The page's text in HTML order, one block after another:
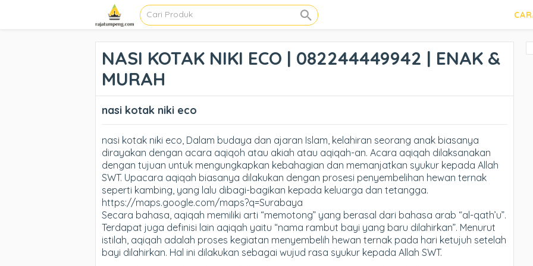
NASI KOTAK NIKI ECO | 082244449942 | ENAK &
MURAH
nasi kotak niki eco
nasi kotak niki eco, Dalam budaya dan ajaran Islam, kelahiran seorang anak biasanya
dirayakan dengan acara aqiqoh atau akiah atau aqiqah-an. Acara aqiqah dilaksanakan
dengan tujuan untuk mengungkapkan kebahagian dan memanjatkan syukur kepada Allah
SWT. Upacara aqiqah biasanya dilakukan dengan prosesi penyembelihan hewan ternak
seperti kambing, yang lalu dibagi-bagikan kepada keluarga dan tetangga.
https://maps.google.com/maps?q=Surabaya
Secara bahasa, aqiqah memiliki arti “memotong” yang berasal dari bahasa arab “al-qath’u”.
Terdapat juga definisi lain aqiqah yaitu “nama rambut bayi yang baru dilahirkan”. Menurut
istilah, aqiqah adalah proses kegiatan menyembelih hewan ternak pada hari ketujuh setelah
bayi dilahirkan. Hal ini dilakukan sebagai wujud rasa syukur kepada Allah SWT.